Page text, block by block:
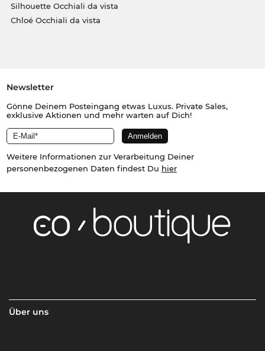
Silhouette Occhiali da vista
Chloé Occhiali da vista
Newsletter
Gönne Deinem Posteingang etwas Luxus. Private Sales,
exklusive Aktionen und mehr warten auf Dich!
Weitere Informationen zur Verarbeitung Deiner
personenbezogenen Daten findest Du hier
Über uns